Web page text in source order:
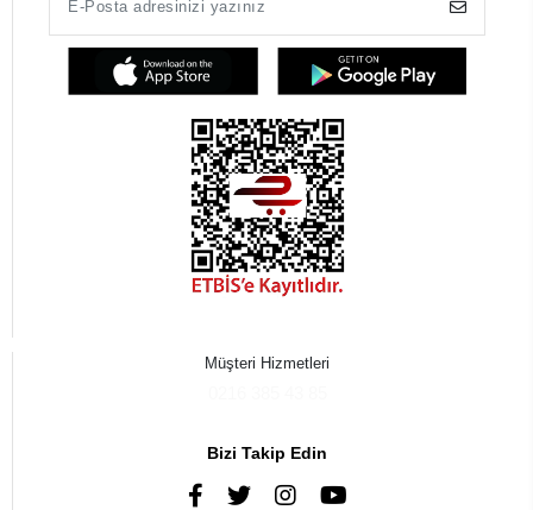
Müşteri Hizmetleri
Bizi Takip Edin